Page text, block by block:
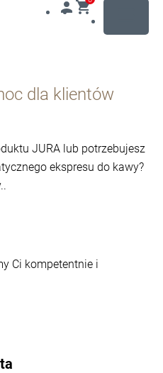
dla klientów
JURA lub potrzebujesz
ekspresu do kawy?
Ci kompetentnie i